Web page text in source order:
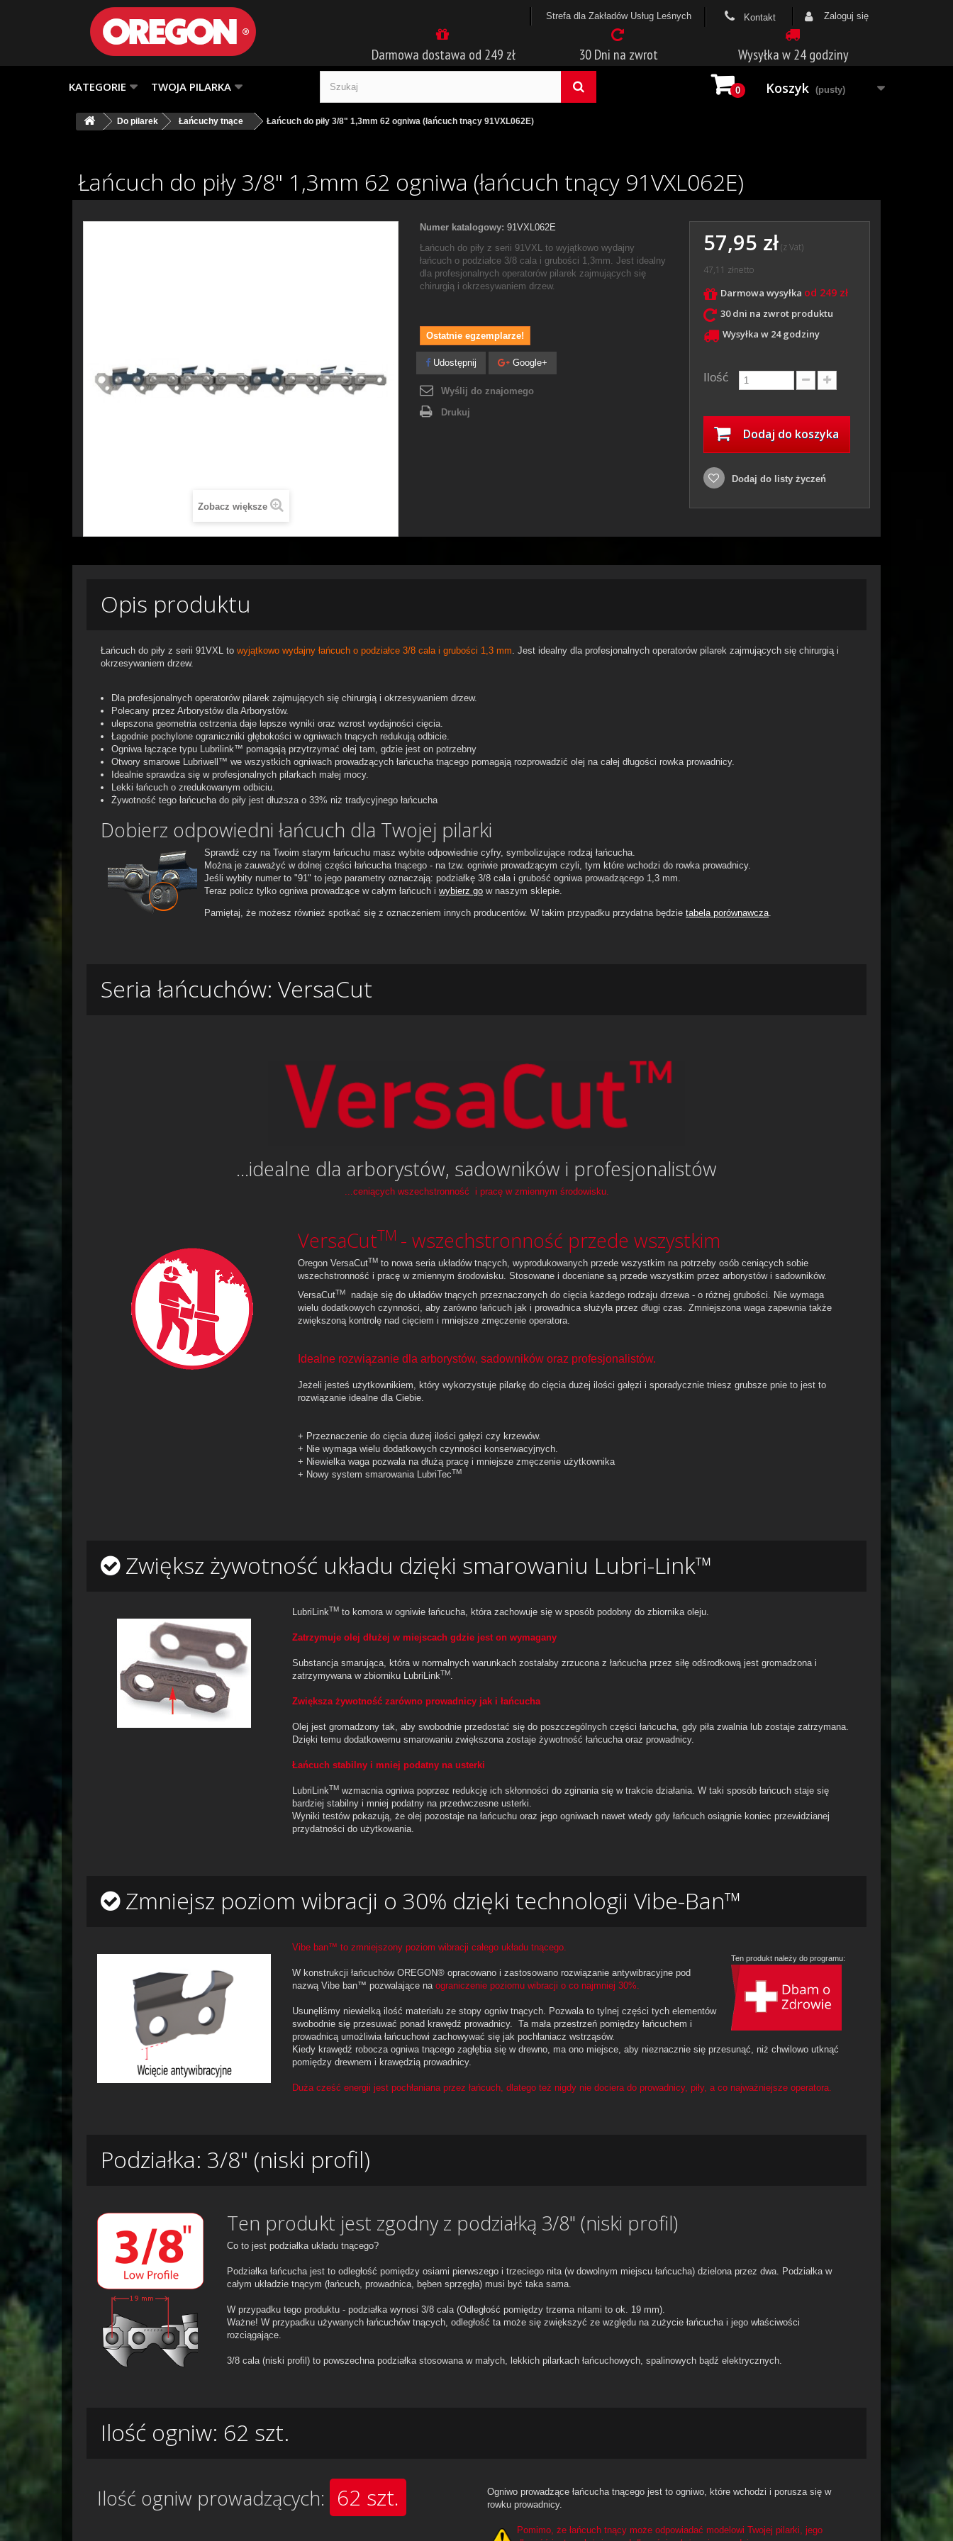
Zaloguj się
Kontakt
Strefa dla Zakładów Usług Leśnych
Darmowa dostawa od 249 zł 30 Dni na zwrot Wysyłka w 24 godziny
KATEGORIE TWOJA PILARKA 0 Koszyk (pusty)
Do pilarek Łańcuchy tnące Łańcuch do piły 3/8" 1,3mm 62 ogniwa (łańcuch tnący 91VXL062E)
Łańcuch do piły 3/8" 1,3mm 62 ogniwa (łańcuch tnący 91VXL062E)
Zobacz większe
Numer katalogowy: 91VXL062E
Łańcuch do piły z serii 91VXL to wyjątkowo wydajny
łańcuch o podziałce 3/8 cala i grubości 1,3mm. Jest idealny
dla profesjonalnych operatorów pilarek zajmujących się
chirurgią i okrzesywaniem drzew.
Ostatnie egzemplarze!
Udostępnij Google+
Wyślij do znajomego
Drukuj
57,95 zł(z Vat)
47,11 złnetto
Darmowa wysyłka od 249 zł
30 dni na zwrot produktu
Wysyłka w 24 godziny
Ilość
Dodaj do koszyka
Dodaj do listy życzeń
Opis produktu
Łańcuch do piły z serii 91VXL to wyjątkowo wydajny łańcuch o podziałce 3/8 cala i grubości 1,3 mm. Jest idealny dla profesjonalnych operatorów pilarek zajmujących się chirurgią i
okrzesywaniem drzew.
Dla profesjonalnych operatorów pilarek zajmujących się chirurgią i okrzesywaniem drzew.
Polecany przez Arborystów dla Arborystów.
ulepszona geometria ostrzenia daje lepsze wyniki oraz wzrost wydajności cięcia.
Łagodnie pochylone ograniczniki głębokości w ogniwach tnących redukują odbicie.
Ogniwa łączące typu Lubrilink™ pomagają przytrzymać olej tam, gdzie jest on potrzebny
Otwory smarowe Lubriwell™ we wszystkich ogniwach prowadzących łańcucha tnącego pomagają rozprowadzić olej na całej długości rowka prowadnicy.
Idealnie sprawdza się w profesjonalnych pilarkach małej mocy.
Lekki łańcuch o zredukowanym odbiciu.
Żywotność tego łańcucha do piły jest dłuższa o 33% niż tradycyjnego łańcucha
Dobierz odpowiedni łańcuch dla Twojej pilarki
Sprawdź czy na Twoim starym łańcuchu masz wybite odpowiednie cyfry, symbolizujące rodzaj łańcucha.
Można je zauważyć w dolnej części łańcucha tnącego - na tzw. ogniwie prowadzącym czyli, tym które wchodzi do rowka prowadnicy.
Jeśli wybity numer to "91" to jego parametry oznaczają: podziałkę 3/8 cala i grubość ogniwa prowadzącego 1,3 mm.
Teraz policz tylko ogniwa prowadzące w całym łańcuch i wybierz go w naszym sklepie.
Pamiętaj, że możesz również spotkać się z oznaczeniem innych producentów. W takim przypadku przydatna będzie tabela porównawcza.
Seria łańcuchów: VersaCut
...idealne dla arborystów, sadowników i profesjonalistów
...ceniących wszechstronność i pracę w zmiennym środowisku.
VersaCutTM - wszechstronność przede wszystkim
Oregon VersaCutTMto nowa seria układów tnących, wyprodukowanych przede wszystkim na potrzeby osób ceniących sobie
wszechstronność i pracę w zmiennym środowisku. Stosowane i doceniane są przede wszystkim przez arborystów i sadowników.
VersaCutTMnadaje się do układów tnących przeznaczonych do cięcia każdego rodzaju drzewa - o różnej grubości. Nie wymaga
wielu dodatkowych czynności, aby zarówno łańcuch jak i prowadnica służyła przez długi czas. Zmniejszona waga zapewnia także
zwiększoną kontrolę nad cięciem i mniejsze zmęczenie operatora.
Idealne rozwiązanie dla arborystów, sadowników oraz profesjonalistów.
Jeżeli jesteś użytkownikiem, który wykorzystuje pilarkę do cięcia dużej ilości gałęzi i sporadycznie tniesz grubsze pnie to jest to
rozwiązanie idealne dla Ciebie.
+ Przeznaczenie do cięcia dużej ilości gałęzi czy krzewów.
+ Nie wymaga wielu dodatkowych czynności konserwacyjnych.
+ Niewielka waga pozwala na dłużą pracę i mniejsze zmęczenie użytkownika
+ Nowy system smarowania LubriTecTM
Zwiększ żywotność układu dzięki smarowaniu Lubri-Link™
LubriLinkTM to komora w ogniwie łańcucha, która zachowuje się w sposób podobny do zbiornika oleju.
Zatrzymuje olej dłużej w miejscach gdzie jest on wymagany
Substancja smarująca, która w normalnych warunkach zostałaby zrzucona z łańcucha przez siłę odśrodkową jest gromadzona i
zatrzymywana w zbiorniku LubriLinkTM
Zwiększa żywotność zarówno prowadnicy jak i łańcucha
Olej jest gromadzony tak, aby swobodnie przedostać się do poszczególnych części łańcucha, gdy piła zwalnia lub zostaje zatrzymana.
Dzięki temu dodatkowemu smarowaniu zwiększona zostaje żywotność łańcucha oraz prowadnicy.
Łańcuch stabilny i mniej podatny na usterki
LubriLinkTM wzmacnia ogniwa poprzez redukcję ich skłonności do zginania się w trakcie działania. W taki sposób łańcuch staje się
bardziej stabilny i mniej podatny na przedwczesne usterki.
Wyniki testów pokazują, że olej pozostaje na łańcuchu oraz jego ogniwach nawet wtedy gdy łańcuch osiągnie koniec przewidzianej
przydatności do użytkowania.
Zmniejsz poziom wibracji o 30% dzięki technologii Vibe-Ban™
Ten produkt należy do programu:
Vibe ban™ to zmniejszony poziom wibracji całego układu tnącego.
W konstrukcji łańcuchów OREGON® opracowano i zastosowano rozwiązanie antywibracyjne pod
nazwą Vibe ban™ pozwalające na ograniczenie poziomu wibracji o co najmniej 30%.
Usunęliśmy niewielką ilość materiału ze stopy ogniw tnących. Pozwala to tylnej części tych elementów
swobodnie się przesuwać ponad krawędź prowadnicy. Ta mała przestrzeń pomiędzy łańcuchem i
prowadnicą umożliwia łańcuchowi zachowywać się jak pochłaniacz wstrząsów.
Kiedy krawędź robocza ogniwa tnącego zagłębia się w drewno, ma ono miejsce, aby nieznacznie się przesunąć, niż chwilowo utknąć
pomiędzy drewnem i krawędzią prowadnicy.
Duża cześć energii jest pochłaniana przez łańcuch, dlatego też nigdy nie dociera do prowadnicy, piły, a co najważniejsze operatora.
Podziałka: 3/8" (niski profil)
Ten produkt jest zgodny z podziałką 3/8" (niski profil)
Co to jest podziałka układu tnącego?
Podziałka łańcucha jest to odległość pomiędzy osiami pierwszego i trzeciego nita (w dowolnym miejscu łańcucha) dzielona przez dwa. Podziałka w
całym układzie tnącym (łańcuch, prowadnica, bęben sprzęgła) musi być taka sama.
W przypadku tego produktu - podziałka wynosi 3/8 cala (Odległość pomiędzy trzema nitami to ok. 19 mm).
Ważne! W przypadku używanych łańcuchów tnących, odległość ta może się zwiększyć ze względu na zużycie łańcucha i jego właściwości
rozciągające.
3/8 cala (niski profil) to powszechna podziałka stosowana w małych, lekkich pilarkach łańcuchowych, spalinowych bądź elektrycznych.
Ilość ogniw: 62 szt.
Ilość ogniw prowadzących: 62 szt.
Ogniwo prowadzące łańcucha tnącego jest to ogniwo, które wchodzi i porusza się w
rowku prowadnicy.
Pomimo, że łańcuch tnący może odpowiadać modelowi Twojej pilarki, jego